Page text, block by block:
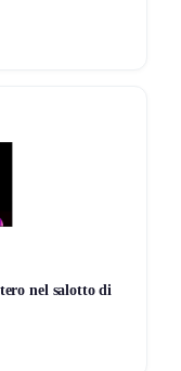
in stanza buia.
per sale
nel salotto di